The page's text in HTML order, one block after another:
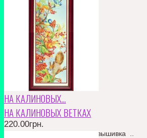
155.00грн.
НА КАЛИНОВЫХ...
НА КАЛИНОВЫХ ВЕТКАХ
220.00грн.
Бисерная гладь. Частичная вышивка ..